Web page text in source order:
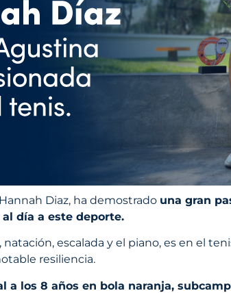
Diaz, ha demostrado una gran
día a este deporte.
escalada y el piano, es en el
resiliencia.
los 8 años en bola naranja,